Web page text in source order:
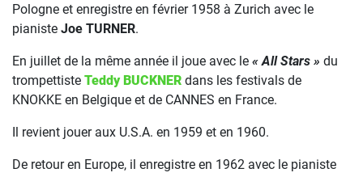
Pologne et enregistre en février 1958 à Zurich avec le
pianiste Joe TURNER.
En juillet de la même année il joue avec le « All Stars » du
trompettiste Teddy BUCKNER dans les festivals de
KNOKKE en Belgique et de CANNES en France.
Il revient jouer aux U.S.A. en 1959 et en 1960.
De retour en Europe, il enregistre en 1962 avec le pianiste